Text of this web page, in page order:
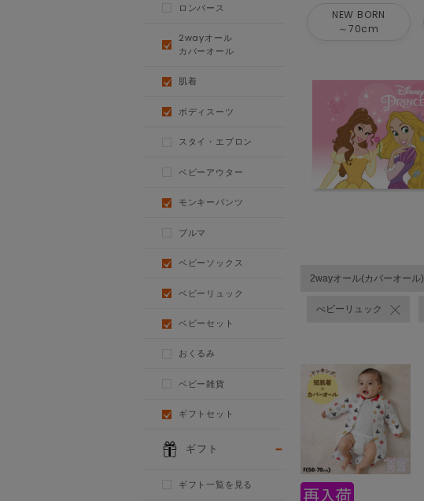
NEW BORN
～70cm
2wayオール(カバーオール)
べビーリュック
ロンパース
2wayオール
カバーオール
肌着
ボディスーツ
スタイ・エプロン
ベビーアウター
モンキーパンツ
ブルマ
ベビーソックス
ベビーリュック
ベビーセット
おくるみ
ベビー雑貨
ギフトセット
ギフト
ギフト一覧を見る